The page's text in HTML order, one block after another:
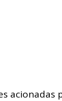
acionadas